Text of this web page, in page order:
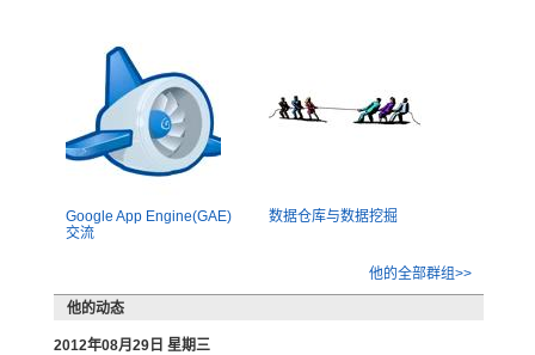
Google App Engine(GAE)
交流
数据仓库与数据挖掘
他的全部群组>>
他的动态
2012年08月29日 星期三